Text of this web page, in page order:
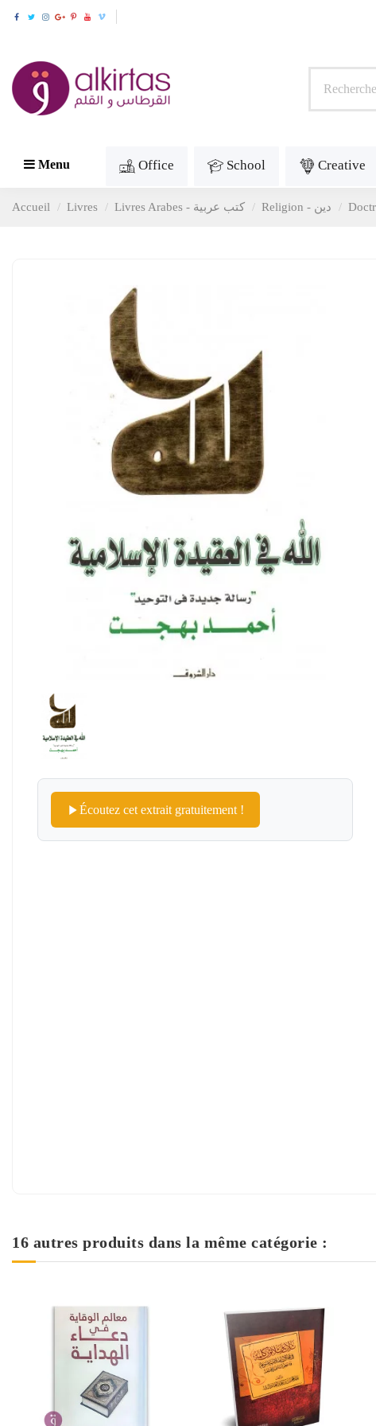
Menu Office School Creative
Accueil Livres Livres Arabes - كتب عربية Religion - دين
Écoutez cet extrait gratuitement !
16 autres produits dans la même catégorie :